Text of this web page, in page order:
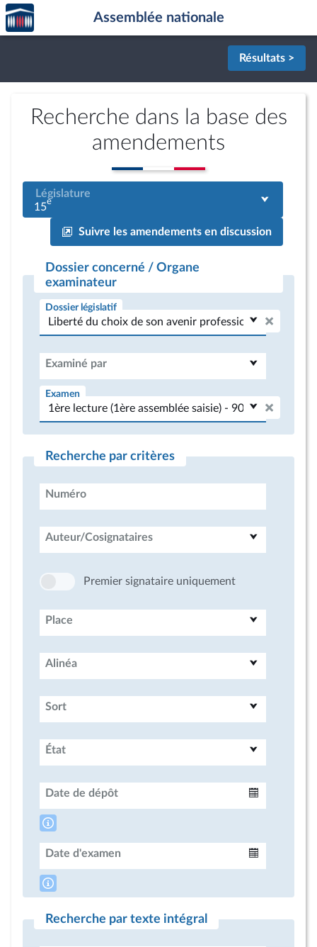
Aller au contenu
Aller en bas de la page
Accèder
à la
page
Assemblée nationale
Résultats >
Recherche dans la base des
amendements
Législature
15e
Suivre les amendements en discussion
Dossier concerné / Organe
examinateur
Dossier législatif
Examiné par
Examen
Recherche par critères
Numéro
Auteur/Cosignataires
Premier signataire uniquement
Place
Alinéa
Sort
État
Date de dépôt
Date d'examen
Recherche par texte intégral